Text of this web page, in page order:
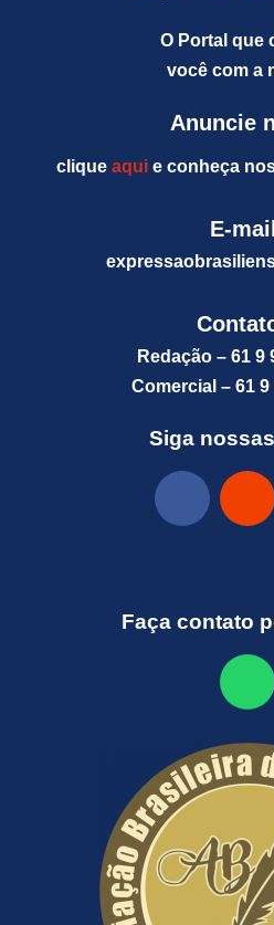
O Portal que
você com a
Anuncie
clique aquie conheça
E-
Redação – 61 9
Comercial – 61 9
Siga
Faça contato